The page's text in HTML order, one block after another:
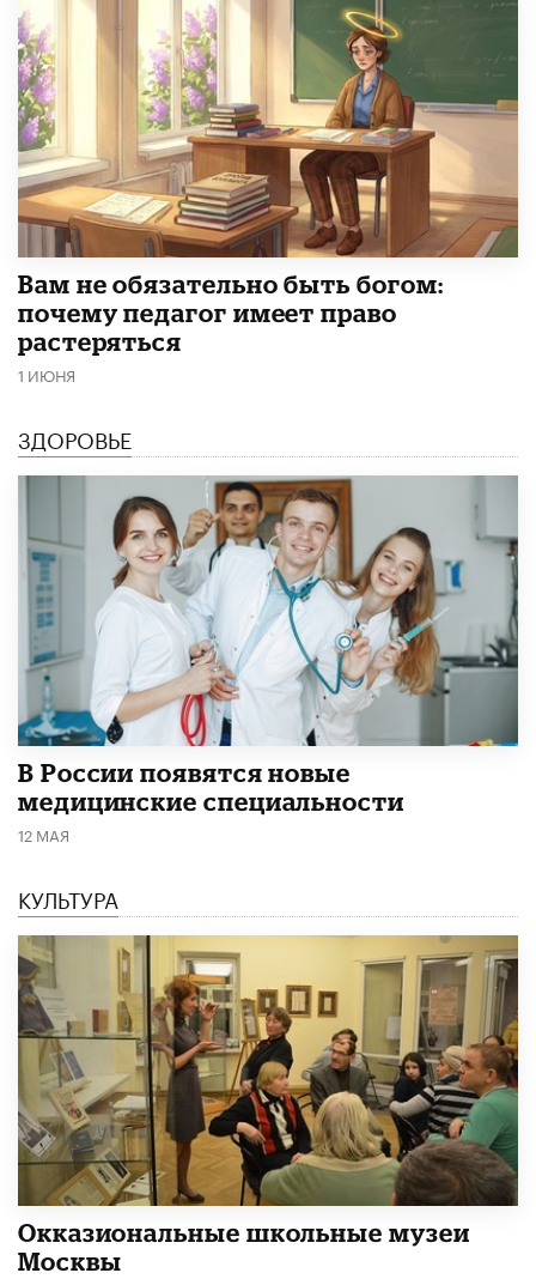
​Вам не обязательно быть богом:
почему педагог имеет право
растеряться
1 ИЮНЯ
ЗДОРОВЬЕ
В России появятся новые
медицинские специальности
12 МАЯ
КУЛЬТУРА
​Окказиональные школьные музеи
Москвы